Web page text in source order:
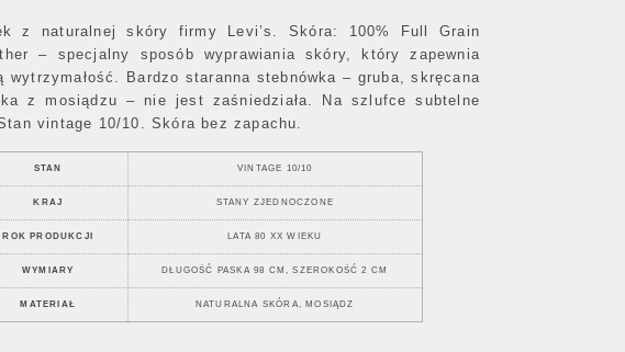
z naturalnej skóry firmy Levi’s. Skóra: 100% Full Grain
– specjalny sposób wyprawiania skóry, który zapewnia
wytrzymałość. Bardzo staranna stebnówka – gruba, skręcana
z mosiądzu – nie jest zaśniedziała. Na szlufce subtelne
vintage 10/10. Skóra bez zapachu.
STAN VINTAGE 10/10
KRAJ STANY ZJEDNOCZONE
ROK PRODUKCJI LATA 80 XX WIEKU
WYMIARY DŁUGOŚĆ PASKA 98 CM, SZEROKOŚĆ 2 CM
MATERIAŁ NATURALNA SKÓRA, MOSIĄDZ